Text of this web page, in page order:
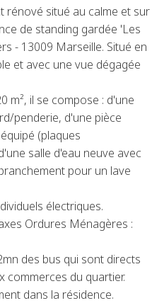
rénové situé au calme et sur
de standing gardée 'Les
- 13009 Marseille. Situé en
et avec une vue dégagée
m², il se compose : d'une
penderie, d'une pièce
(plaques
salle d'eau neuve avec
pour un lave
électriques.
Ordures Ménagères :
des bus qui sont directs
commerces du quartier.
dans la résidence.